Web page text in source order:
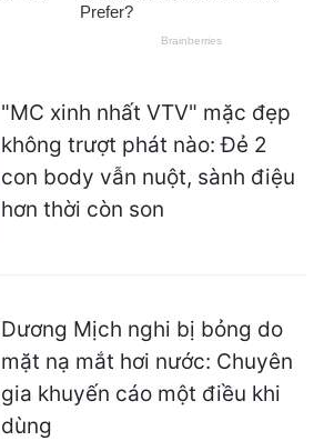
"MC xinh nhất VTV" mặc đẹp
không trượt phát nào: Đẻ 2
con body vẫn nuột, sành điệu
hơn thời còn son
Dương Mịch nghi bị bỏng do
mặt nạ mắt hơi nước: Chuyên
gia khuyến cáo một điều khi
dùng